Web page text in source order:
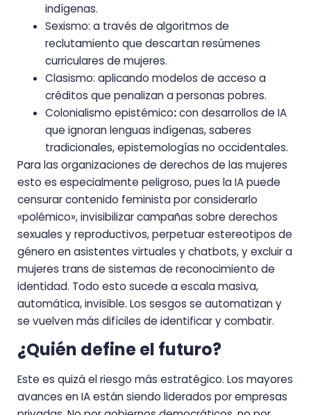
indígenas.
Sexismo: a través de algoritmos de
reclutamiento que descartan resúmenes
curriculares de mujeres.
Clasismo: aplicando modelos de acceso a
créditos que penalizan a personas pobres.
Colonialismo epistémico:con desarrollos de IA
que ignoran lenguas indígenas, saberes
tradicionales, epistemologías no occidentales.
Para las organizaciones de derechos de las mujeres
esto es especialmente peligroso, pues la IA puede
censurar contenido feminista por considerarlo
«polémico», invisibilizar campañas sobre derechos
sexuales y reproductivos, perpetuar estereotipos de
género en asistentes virtuales y chatbots, y excluir a
mujeres trans de sistemas de reconocimiento de
identidad. Todo esto sucede a escala masiva,
automática, invisible. Los sesgos se automatizan y
se vuelven más difíciles de identificar y combatir.
¿Quién define el futuro?
Este es quizá el riesgo más estratégico. Los mayores
avances en IA están siendo liderados por empresas